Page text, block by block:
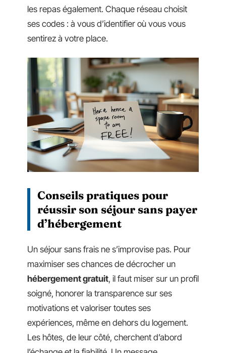
les repas également. Chaque réseau choisit
ses codes : à vous d’identifier où vous vous
sentirez à votre place.
Conseils pratiques pour
réussir son séjour sans payer
d’hébergement
Un séjour sans frais ne s’improvise pas. Pour
maximiser ses chances de décrocher un
hébergement gratuit, il faut miser sur un profil
soigné, honorer la transparence sur ses
motivations et valoriser toutes ses
expériences, même en dehors du logement.
Les hôtes, de leur côté, cherchent d’abord